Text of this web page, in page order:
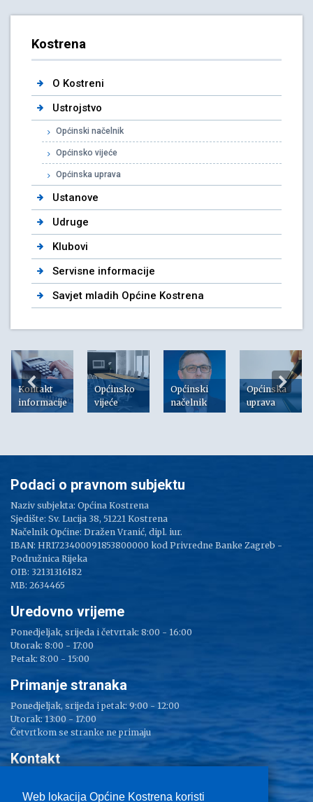
Kostrena
O Kostreni
Ustrojstvo
Općinski načelnik
Općinsko vijeće
Općinska uprava
Ustanove
Udruge
Klubovi
Servisne informacije
Savjet mladih Općine Kostrena
Kontakt
informacije
Općinsko
vijeće
Općinski
načelnik
Općinska
uprava
Web lokacija Općine Kostrena koristi
Podaci o pravnom subjektu
Naziv subjekta: Općina Kostrena
Sjedište: Sv. Lucija 38, 51221 Kostrena
Načelnik Općine: Dražen Vranić, dipl. iur.
IBAN: HR1723400091853800000 kod Privredne Banke Zagreb -
Podružnica Rijeka
OIB: 32131316182
MB: 2634465
Uredovno vrijeme
Ponedjeljak, srijeda i četvrtak: 8:00 - 16:00
Utorak: 8:00 - 17:00
Petak: 8:00 - 15:00
Primanje stranaka
Ponedjeljak, srijeda i petak: 9:00 - 12:00
Utorak: 13:00 - 17:00
Četvrtkom se stranke ne primaju
Kontakt
Tel: 051/ 209 000